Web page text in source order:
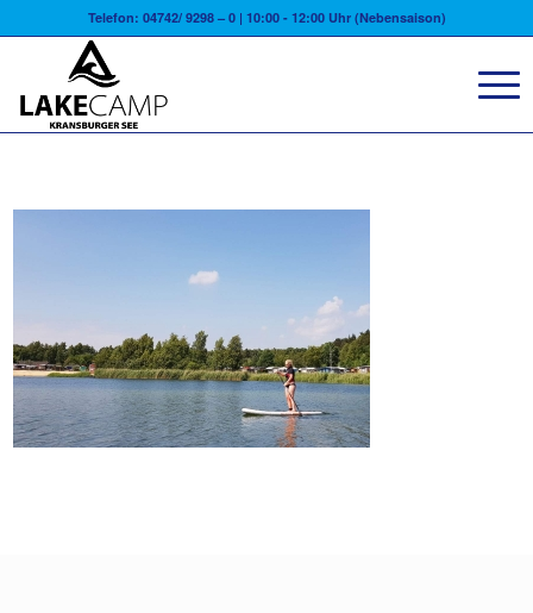
Telefon: 04742/ 9298 – 0 | 10:00 - 12:00 Uhr (Nebensaison)